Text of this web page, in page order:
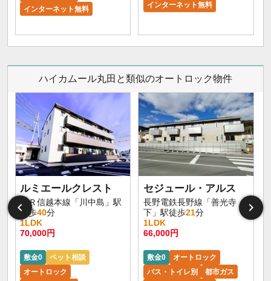
インターネット無料
インターネット無料
ハイカムール丸田と類似のオートロック物件
ルミエールクレスト
ＪＲ信越本線「川中島」駅
徒歩40分
1LDK
70,000円
敷金0
ペット相談
オートロック
セジュール・アルス
長野電鉄長野線「善光寺
下」駅徒歩21分
1LDK
66,000円
敷金0
オートロック
バス・トイレ別
都市ガス